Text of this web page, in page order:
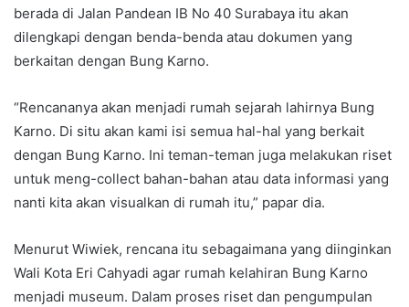
berada di Jalan Pandean IB No 40 Surabaya itu akan
dilengkapi dengan benda-benda atau dokumen yang
berkaitan dengan Bung Karno.
“Rencananya akan menjadi rumah sejarah lahirnya Bung
Karno. Di situ akan kami isi semua hal-hal yang berkait
dengan Bung Karno. Ini teman-teman juga melakukan riset
untuk meng-collect bahan-bahan atau data informasi yang
nanti kita akan visualkan di rumah itu,” papar dia.
Menurut Wiwiek, rencana itu sebagaimana yang diinginkan
Wali Kota Eri Cahyadi agar rumah kelahiran Bung Karno
menjadi museum. Dalam proses riset dan pengumpulan